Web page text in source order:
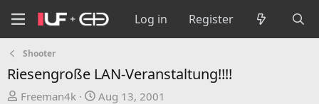
Log in Register
Shooter
Riesengroße LAN-Veranstaltung!!!!
T
Freeman4k
S
Aug 13, 2001